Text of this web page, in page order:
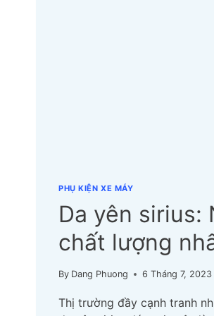
PHỤ KIỆN XE MÁY
Da yên sirius:
chất lượng
By Dang Phuong 6 Tháng 7, 2023
Thị trường đầy cạnh tranh